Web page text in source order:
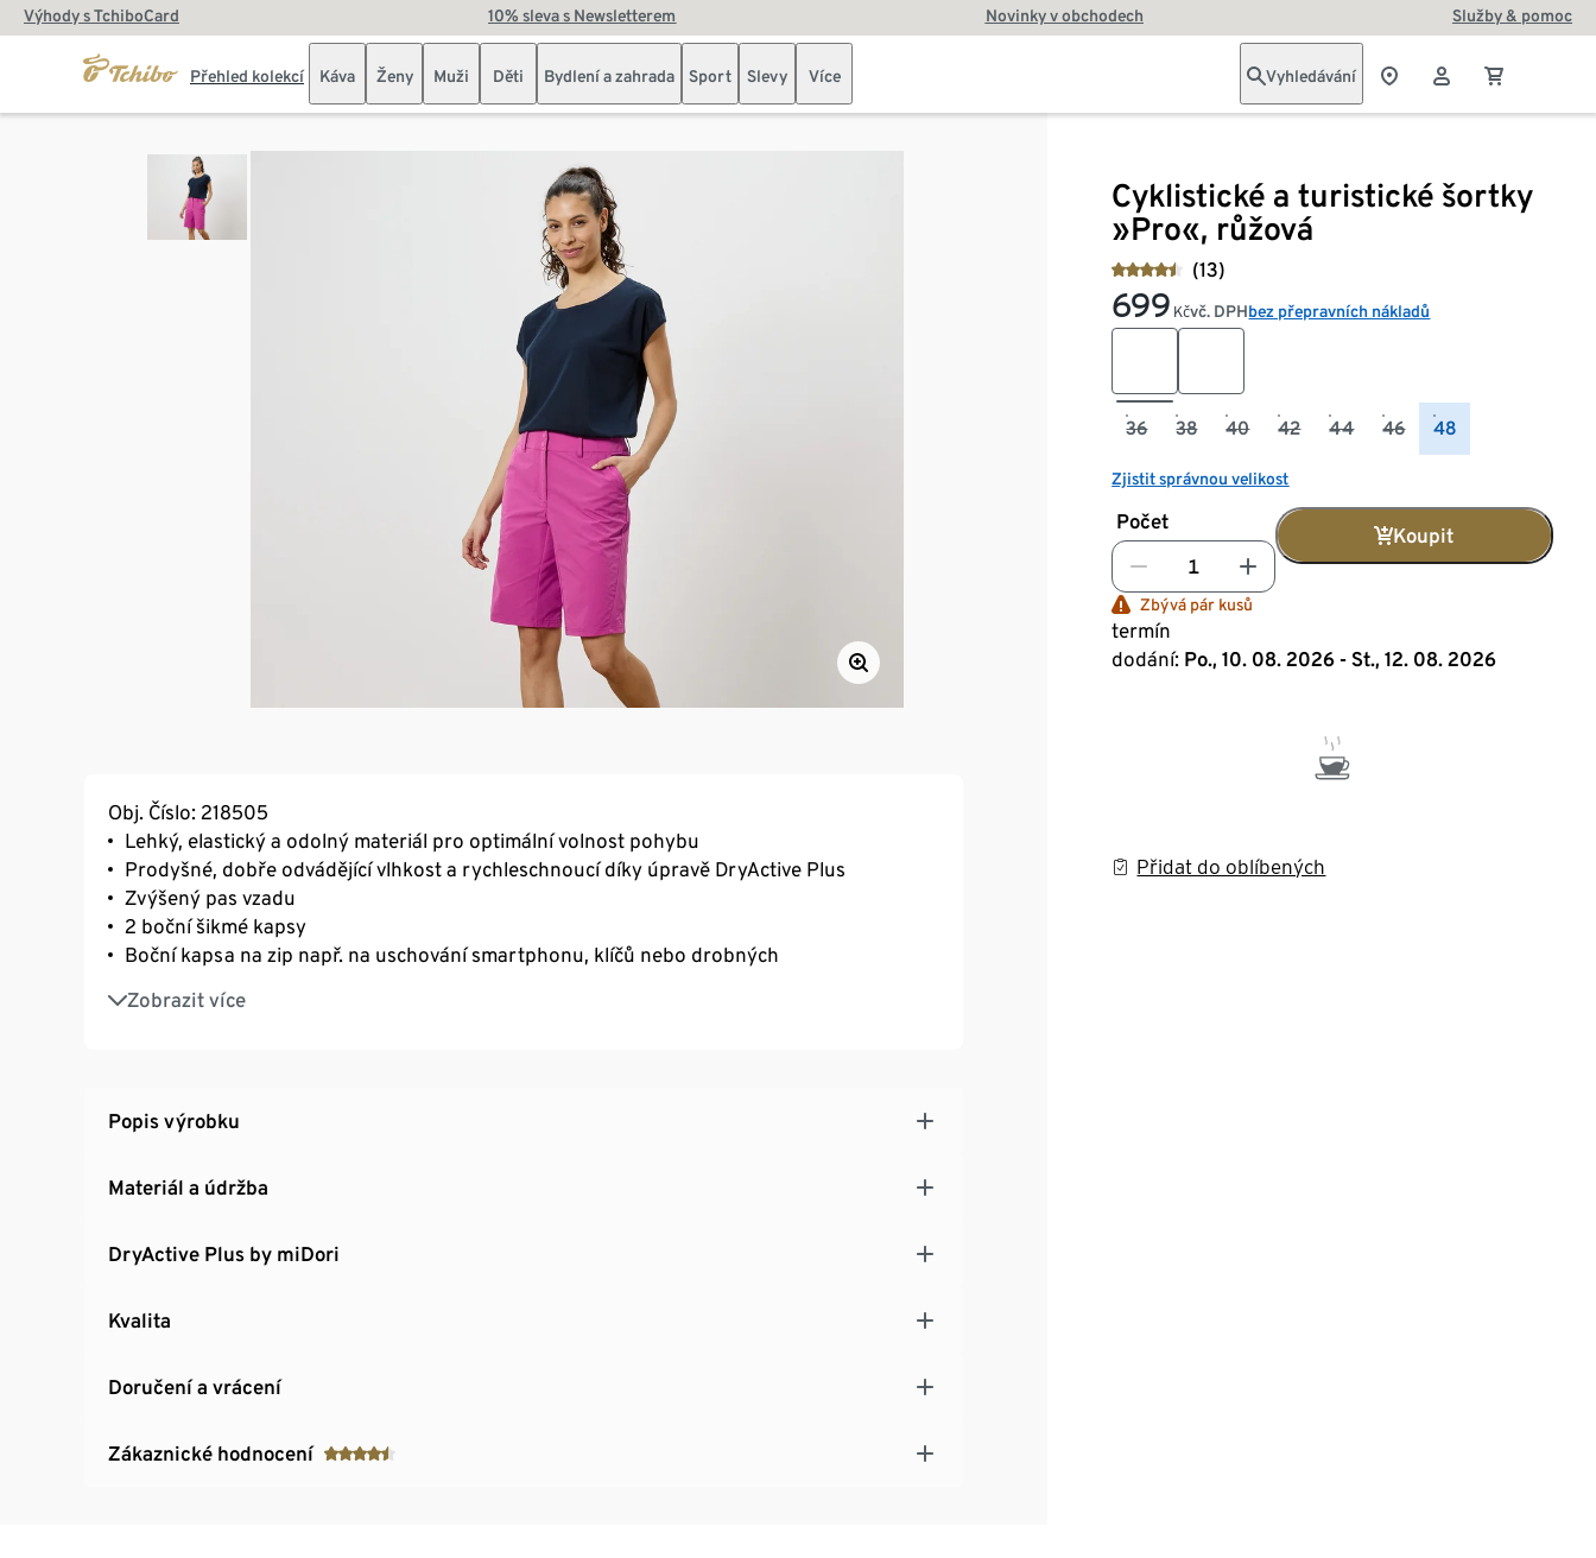
Výhody s TchiboCard 10% sleva s Newsletterem Novinky v obchodech Služby & pomoc
Přehled kolekcí Káva Ženy Muži Děti Bydlení a zahrada Sport Slevy Více Vyhledávání
Cyklistické a turistické šortky
»Pro«, růžová
(13)
699 Kčvč. DPHbez přepravních nákladů
36 38 40 42 44 46 48
Zjistit správnou velikost
Počet
Koupit
Zbývá pár kusů
termín
dodání: Po., 10. 08. 2026 - St., 12. 08. 2026
Přidat do oblíbených
Obj. Číslo: 218505
Lehký, elastický a odolný materiál pro optimální volnost pohybu
Prodyšné, dobře odvádějící vlhkost a rychleschnoucí díky úpravě DryActive Plus
Zvýšený pas vzadu
2 boční šikmé kapsy
Boční kapsa na zip např. na uschování smartphonu, klíčů nebo drobných
Zobrazit více
Kapsička na zip na zadní straně pasu – na smartphone, drobné nebo klíče
S poutky na opasek
Popis výrobku
Materiál a údržba
DryActive Plus by miDori
Kvalita
Doručení a vrácení
Zákaznické hodnocení